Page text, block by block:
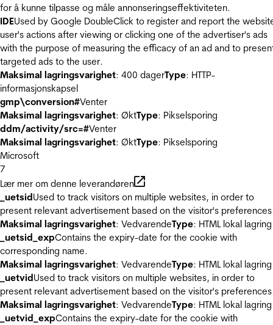
for å kunne tilpasse og måle annonseringseffektiviteten.
IDEUsed by Google DoubleClick to register and report the
user's actions after viewing or clicking one of the advertiser's ads
with the purpose of measuring the efficacy of an ad and to
targeted ads to the user.
Maksimal lagringsvarighet: 400 dagerType: HTTP-
informasjonskapsel
gmp\conversion#Venter
Maksimal lagringsvarighet: ØktType: Pikselsporing
ddm/activity/src=#Venter
Maksimal lagringsvarighet: ØktType: Pikselsporing
Microsoft
7
Lær mer om denne leverandøren
_uetsidUsed to track visitors on multiple websites, in order to
present relevant advertisement based on the visitor's
Maksimal lagringsvarighet: VedvarendeType: HTML lokal lagring
_uetsid_expContains the expiry-date for the cookie with
corresponding name.
Maksimal lagringsvarighet: VedvarendeType: HTML lokal lagring
_uetvidUsed to track visitors on multiple websites, in order to
present relevant advertisement based on the visitor's
Maksimal lagringsvarighet: VedvarendeType: HTML lokal lagring
_uetvid_expContains the expiry-date for the cookie with